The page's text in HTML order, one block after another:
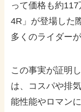
って価格も約
4R」が登場した
多くのライダー
この事実が証明
は、コスパや排
能性能やロマン